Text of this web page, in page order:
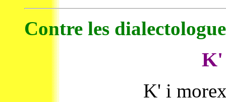
Contre les
K'
K' i